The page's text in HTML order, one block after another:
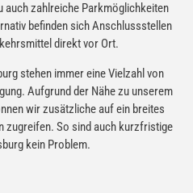
auch zahlreiche Parkmöglichkeiten
befinden sich Anschlussstellen
direkt vor Ort.
stehen immer eine Vielzahl von
Aufgrund der Nähe zu unserem
wir zusätzliche auf ein breites
zugreifen. So sind auch kurzfristige
kein Problem.